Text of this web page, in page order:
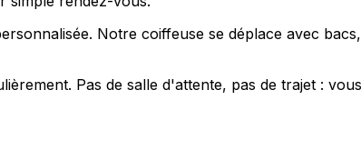
Notre coiffeuse se déplace avec
Pas de salle d'attente, pas de trajet :